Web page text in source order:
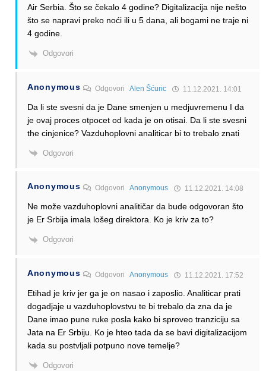
Air Serbia. Što se čekalo 4 godine? Digitalizacija nije nešto
što se napravi preko noći ili u 5 dana, ali bogami ne traje ni
4 godine.
Odgovori
Anonymous OdgovoriAlen Šćuric 11.12.2021. 14:01
Da li ste svesni da je Dane smenjen u medjuvremenu I da
je ovaj proces otpocet od kada je on otisai. Da li ste svesni
the cinjenice? Vazduhoplovni analiticar bi to trebalo znati
Odgovori
Anonymous OdgovoriAnonymous 11.12.2021. 14:08
Ne može vazduhoplovni analitičar da bude odgovoran što
je Er Srbija imala lošeg direktora. Ko je kriv za to?
Odgovori
Anonymous OdgovoriAnonymous 11.12.2021. 17:52
Etihad je kriv jer ga je on nasao i zaposlio. Analiticar prati
dogadjaje u vazduhoplovstvu te bi trebalo da zna da je
Dane imao pune ruke posla kako bi sproveo tranziciju sa
Jata na Er Srbiju. Ko je hteo tada da se bavi digitalizacijom
kada su postvljali potpuno nove temelje?
Odgovori